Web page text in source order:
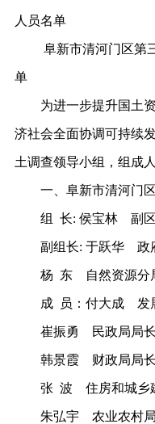
人员名单
阜新市清河门区第
单
为进一步提升国土
济社会全面协调可持续
土调查领导小组 ，组成
一、阜新市清河门
组 长: 侯宝林 副
副组长: 于跃华 政
杨 东 自然资源分
成 员： 付大成 发
崔振勇 民政局局长
韩景霞 财政局局长
张 波 住房和城乡
朱弘宇 农业农村